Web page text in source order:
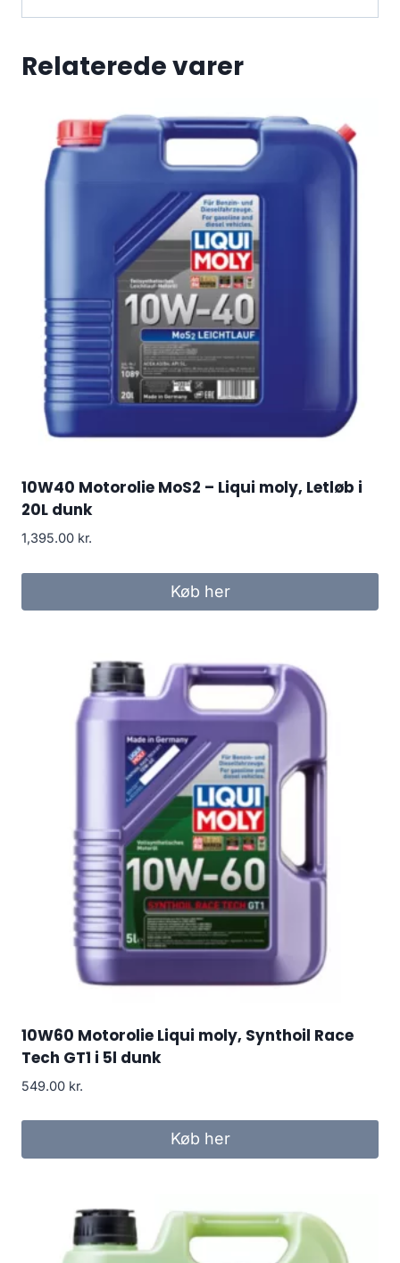
Relaterede varer
10W40 Motorolie MoS2 – Liqui moly, Letløb i
20L dunk
1,395.00 kr.
Køb her
10W60 Motorolie Liqui moly, Synthoil Race
Tech GT1 i 5l dunk
549.00 kr.
Køb her